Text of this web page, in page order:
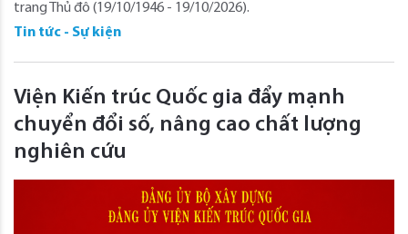
trang Thủ đô (19/10/1946 - 19/10/2026).
Tin tức - Sự kiện
Viện Kiến trúc Quốc gia đẩy mạnh
chuyển đổi số, nâng cao chất lượng
nghiên cứu